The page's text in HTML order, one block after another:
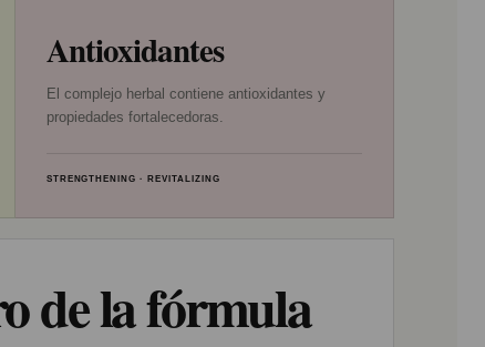
Antioxidantes
El complejo herbal contiene antioxidantes y
propiedades fortalecedoras.
STRENGTHENING · REVITALIZING
de la fórmula